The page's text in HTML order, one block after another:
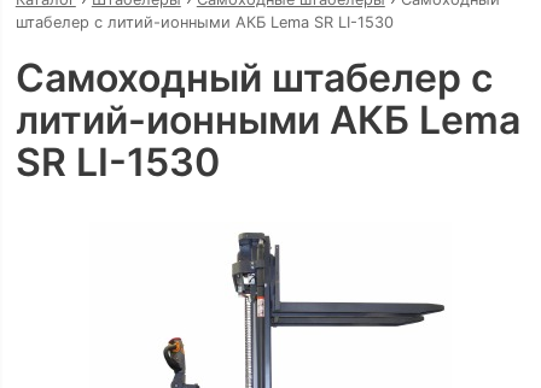
штабелер с литий-ионными АКБ Lema SR LI-1530
Самоходный штабелер с
литий-ионными АКБ Lema
SR LI-1530